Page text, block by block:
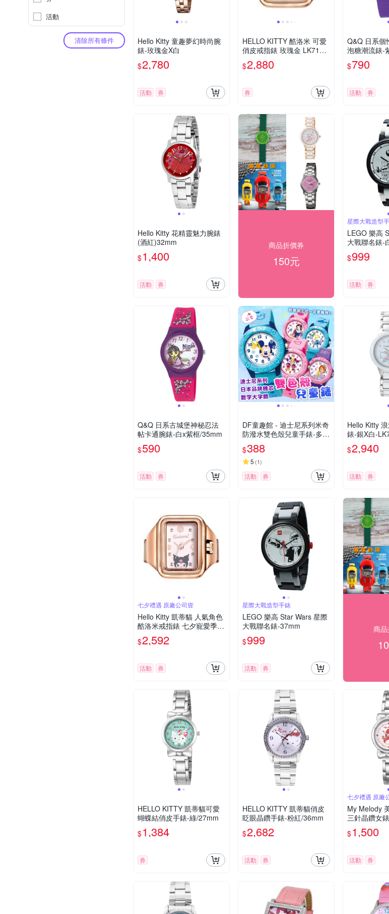
活動
清除所有條件
Hello Kitty 童趣夢幻時尚腕
錶-玫瑰金X白
$2,780
活動 券
HELLO KITTY 酷洛米 可愛
俏皮戒指錶 玫瑰金 LK713L
RWI-A_20mm
$2,880
券
Q&Q 日系個
泡糖潮流錶-
$790
活動 券
Hello Kitty 花精靈魅力腕錶
(酒紅)32mm
$1,400
活動 券
商品折價券
150元
星際大戰造型
LEGO 樂高
大戰聯名錶-
$999
活動 券
Q&Q 日系古城堡神秘忍法
帖卡通腕錶-白x紫框/35mm
$590
活動 券
DF童趣館 - 迪士尼系列米奇
防潑水雙色殼兒童手錶-多款
可選
$388
5 (1)
活動 券
Hello Kitty
錶-銀X白-
mm
$2,940
活動 券
七夕禮遇 原廠公司貨
Hello Kitty 凱蒂貓 人氣角色
酷洛米戒指錶 七夕寵愛季
送禮推薦-玫瑰金 LK713LR
WI-A
$2,592
活動 券
星際大戰造型手錶
LEGO 樂高 Star Wars 星際
大戰聯名錶-37mm
$999
活動 券
商
HELLO KITTY 凱蒂貓可愛
蝴蝶結俏皮手錶-綠/27mm
$1,384
券
HELLO KITTY 凱蒂貓俏皮
眨眼晶鑽手錶-粉紅/36mm
$2,682
活動 券
七夕禮遇 原廠
My Melody
三針晶鑽女
送禮推薦-銀
WCI-R
$1,500
活動 券